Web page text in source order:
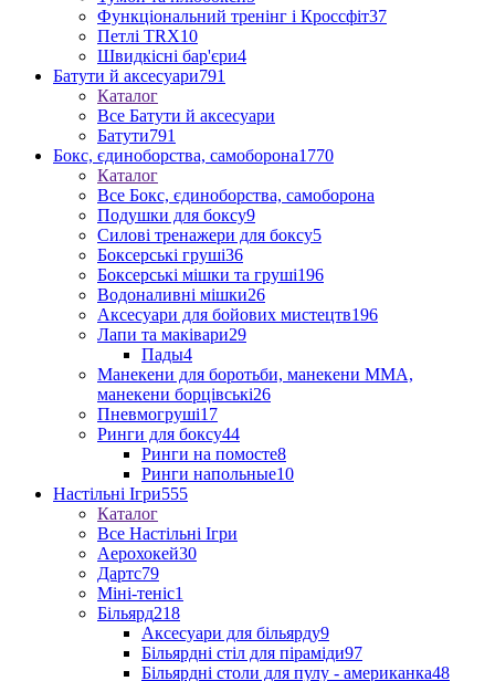
Функціональний тренінг і Кроссфіт37
Петлі TRX10
Швидкісні бар'єри4
Батути й аксесуари791
Каталог
Все Батути й аксесуари
Батути791
Бокс, єдиноборства, самоборона1770
Каталог
Все Бокс, єдиноборства, самоборона
Подушки для боксу9
Силові тренажери для боксу5
Боксерські груші36
Боксерські мішки та груші196
Водоналивні мішки26
Аксесуари для бойових мистецтв196
Лапи та маківари29
Пады4
Манекени для боротьби, манекени ММА,
манекени борцівські26
Пневмогруші17
Ринги для боксу44
Ринги на помосте8
Ринги напольные10
Настільні Ігри555
Каталог
Все Настільні Ігри
Аерохокей30
Дартс79
Міні-теніс1
Більярд218
Аксесуари для більярду9
Більярдні стіл для піраміди97
Більярдні столи для пулу - американка48